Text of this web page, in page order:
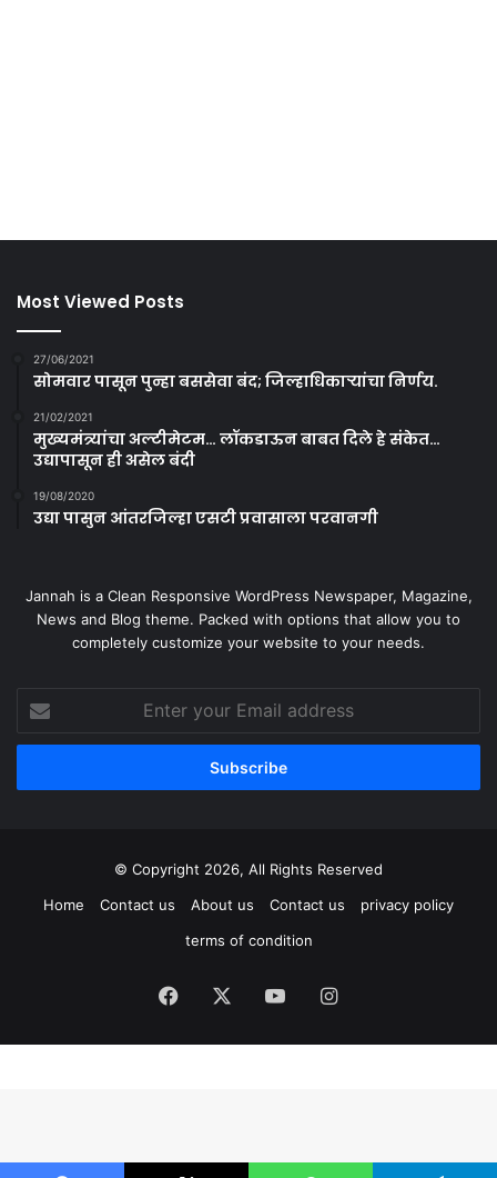
Most Viewed Posts
27/06/2021
सोमवार पासून पुन्हा बससेवा बंद; जिल्हाधिकाऱ्यांचा निर्णय.
21/02/2021
मुख्यमंत्र्यांचा अल्टीमेटम… लॉकडाऊन बाबत दिले हे संकेत…
उद्यापासून ही असेल बंदी
19/08/2020
उद्या पासुन आंतरजिल्हा एसटी प्रवासाला परवानगी
Jannah is a Clean Responsive WordPress Newspaper, Magazine,
News and Blog theme. Packed with options that allow you to
completely customize your website to your needs.
Enter
your
Email
© Copyright 2026, All Rights Reserved
Home
Contact us About us Contact us
privacy policy
terms of condition
Facebook YouTubeInstagram